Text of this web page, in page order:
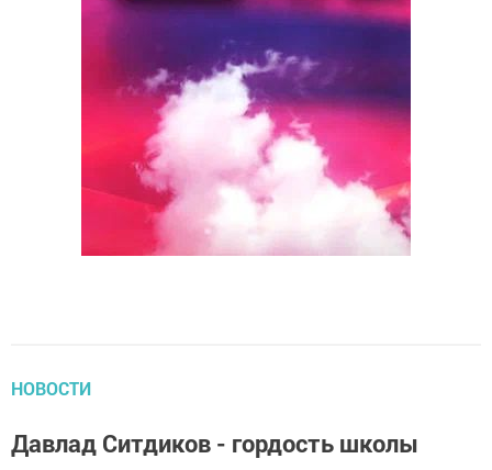
НОВОСТИ
Давлад Ситдиков - гордость школы